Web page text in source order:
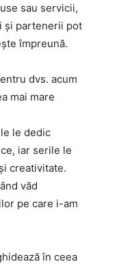
sau servicii,
și partenerii pot
împreună.
dvs. acum
mai mare
le dedic
iar serile le
creativitate.
văd
pe care i-am
în ceea